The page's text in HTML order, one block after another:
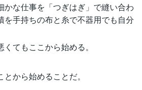
かな仕事を「つぎはぎ」で縫い合わ
を手持ちの布と糸で不器用でも自分
てもここから始める。
から始めることだ。